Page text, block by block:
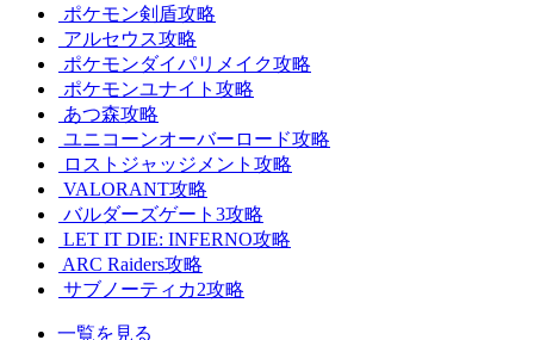
ポケモン剣盾攻略
アルセウス攻略
ポケモンダイパリメイク攻略
ポケモンユナイト攻略
あつ森攻略
ユニコーンオーバーロード攻略
ロストジャッジメント攻略
VALORANT攻略
バルダーズゲート3攻略
LET IT DIE: INFERNO攻略
ARC Raiders攻略
サブノーティカ2攻略
一覧を見る